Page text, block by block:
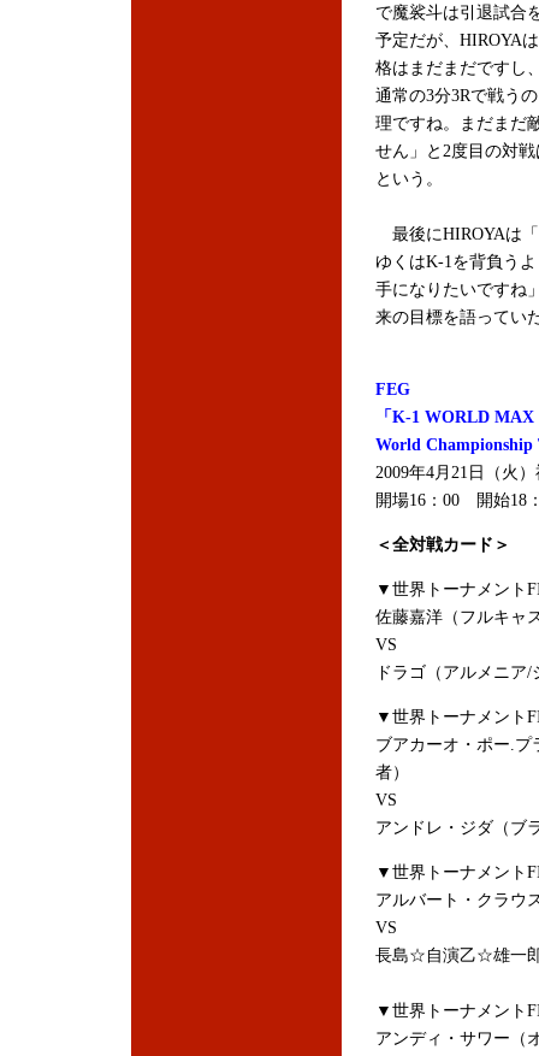
で魔裟斗は引退試合
予定だが、HIROYA
格はまだまだですし
通常の3分3Rで戦う
理ですね。まだまだ
せん」と2度目の対戦
という。
最後にHIROYAは
ゆくはK-1を背負う
手になりたいですね
来の目標を語ってい
FEG
「K-1 WORLD MAX
World
2009年4月21日（火
開場16：00 開始18
＜全対戦カード＞
▼世界トーナメント
佐藤嘉洋（フルキャ
VS
ドラゴ（アルメニア
▼世界トーナメント
ブアカーオ・ポー.プ
者）
VS
アンドレ・ジダ（ブ
▼世界トーナメント
アルバート・クラウ
VS
長島☆自演乙☆雄一
▼世界トーナメント
アンディ・サワー（